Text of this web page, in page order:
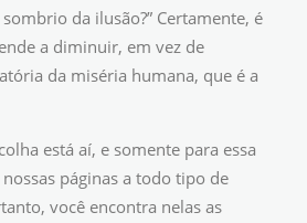
da ilusão?” Certamente, é
a diminuir, em vez de
da miséria humana, que é a
está aí, e somente para essa
páginas a todo tipo de
você encontra nelas as